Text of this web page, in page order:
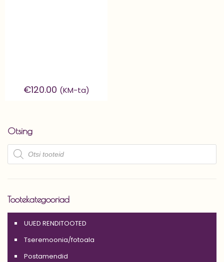
€120.00 (KM-ta)
Otsing
Products
search
Tootekategooriad
UUED RENDITOOTED
Tseremoonia/fotoala
Postamendid